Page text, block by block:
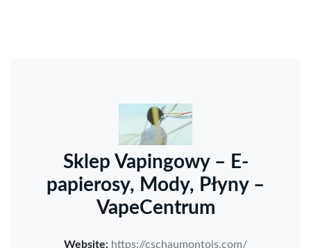
Sklep Vapingowy – E-
papierosy, Mody, Płyny –
VapeCentrum
Website: https://cschaumontois.com/